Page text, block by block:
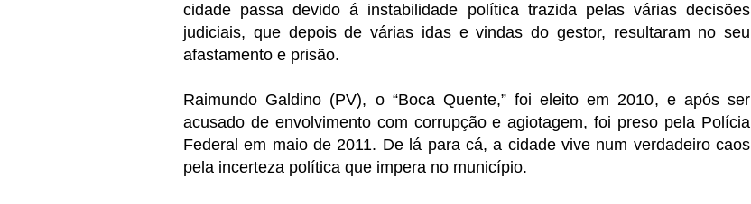
cidade passa devido á instabilidade política trazida pelas várias decisões
judiciais, que depois de várias idas e vindas do gestor, resultaram no seu
afastamento e prisão.
Raimundo Galdino (PV), o “Boca Quente,” foi eleito em 2010, e após ser
acusado de envolvimento com corrupção e agiotagem, foi preso pela Polícia
Federal em maio de 2011. De lá para cá, a cidade vive num verdadeiro caos
pela incerteza política que impera no município.